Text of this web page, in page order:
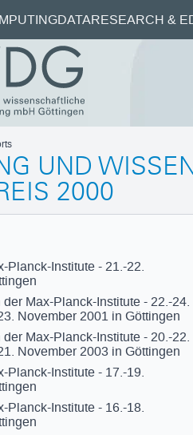
DATARESEARCH &
UND
2000
Planck-Institute - 21.-22.
Max-Planck-Institute - 22.-24.
November 2001 in Göttingen
Max-Planck-Institute - 20.-22.
November 2003 in Göttingen
Planck-Institute - 17.-19.
Planck-Institute - 16.-18.